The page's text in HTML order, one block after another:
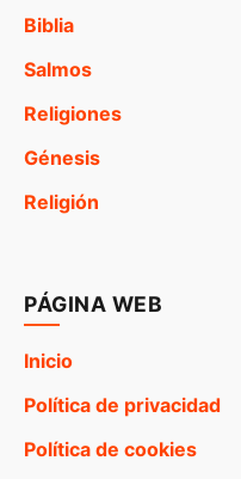
Biblia
Salmos
Religiones
Génesis
Religión
PÁGINA WEB
Inicio
Política de privacidad
Política de cookies